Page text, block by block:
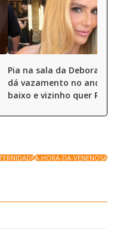
Pia na sala da Deborah
dá vazamento no andar
baixo e vizinho quer R$
A-HORA-DA-VENENOSA